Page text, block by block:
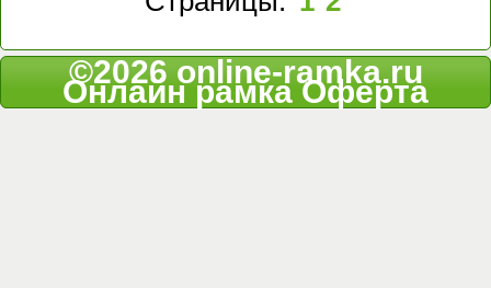
©2026 online-ramka.ru
Онлайн рамкаОферта